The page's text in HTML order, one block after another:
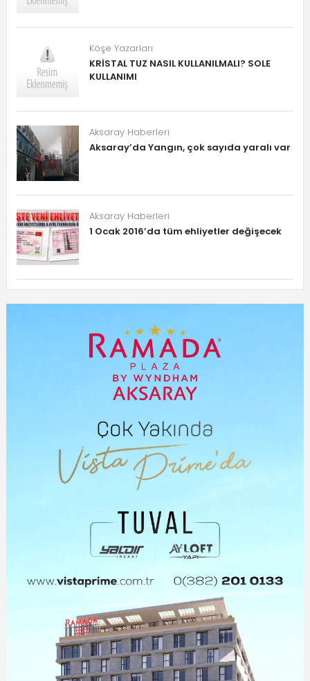
Köşe Yazarları
KRİSTAL TUZ NASIL KULLANILMALI? SOLE
KULLANIMI
Aksaray Haberleri
Aksaray’da Yangın, çok sayıda yaralı var
Aksaray Haberleri
1 Ocak 2016’da tüm ehliyetler değişecek